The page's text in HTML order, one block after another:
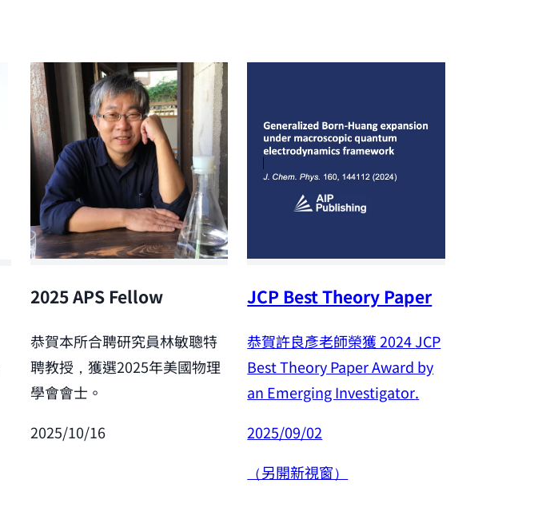
2025 APS Fellow
恭賀本所合聘研究員林敏聰特
聘教授，獲選2025年美國物理
學會會士。
2025/10/16
JCP Best Theory Paper
恭賀許良彥老師榮獲 2024JCP
Best Theory Paper Award by
an Emerging Investigator.
2025/09/02
（另開新視窗）